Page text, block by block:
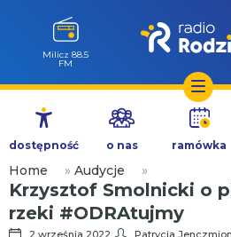
Przejdź
treści
Milicz 88.5
FM
dostępność o nas ramówka
Home » Audycje »
Krzysztof Smolnicki o
rzeki #ODRAtujmy
2 września 2022 Patrycja